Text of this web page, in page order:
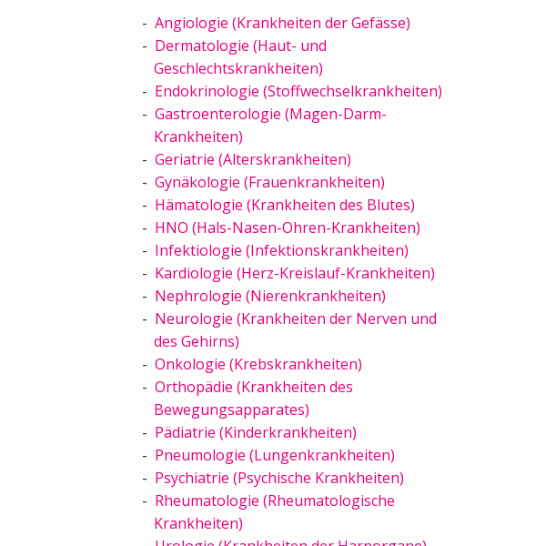
Angiologie (Krankheiten der Gefässe)
Dermatologie (Haut- und
Geschlechtskrankheiten)
Endokrinologie (Stoffwechselkrankheiten)
Gastroenterologie (Magen-Darm-
Krankheiten)
Geriatrie (Alterskrankheiten)
Gynäkologie (Frauenkrankheiten)
Hämatologie (Krankheiten des Blutes)
HNO (Hals-Nasen-Ohren-Krankheiten)
Infektiologie (Infektionskrankheiten)
Kardiologie (Herz-Kreislauf-Krankheiten)
Nephrologie (Nierenkrankheiten)
Neurologie (Krankheiten der Nerven und
des Gehirns)
Onkologie (Krebskrankheiten)
Orthopädie (Krankheiten des
Bewegungsapparates)
Pädiatrie (Kinderkrankheiten)
Pneumologie (Lungenkrankheiten)
Psychiatrie (Psychische Krankheiten)
Rheumatologie (Rheumatologische
Krankheiten)